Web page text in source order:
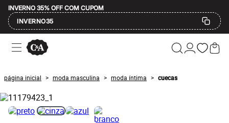
INVERNO 35% OFF COM CUPOM
INVERNO35
Ofertas
Compre por Departamento
Masculino
Infantil
Calçados
Mindse7
Plus Size
página inicial > moda masculina > moda íntima > cuecas